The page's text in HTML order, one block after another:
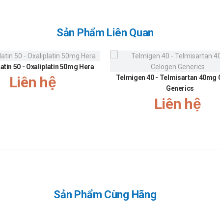
Nên tránh dùng đồng thời với các thuốc chứa muối, oxit hoặc
HV
dụng phụ thường gặp nhất trong khi điều trị với Diacerein . Những
tự giảm đi khi tiếp tục điều trị.
hơn. Đây là dấu hiệu điển hình của loại hợp chất có trong thuốc và
Sản Phẩm Liên Quan
50 - Oxaliplatin 50mg Hera
Liên hệ
Telmigen 40 - Telmisartan 40mg
Generics
Liên hệ
Sản Phẩm Cùng Hãng